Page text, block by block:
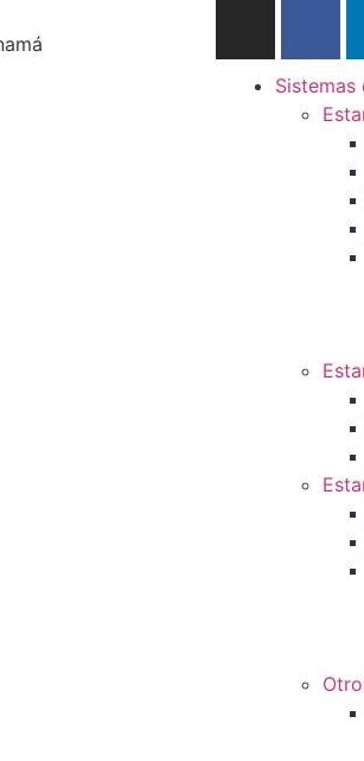
Sistemas